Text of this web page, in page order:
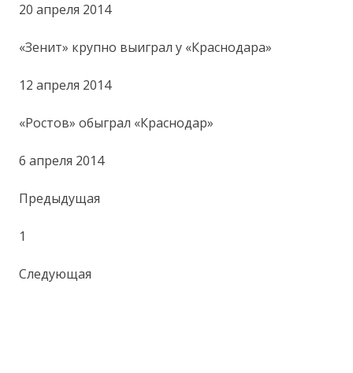
20 апреля 2014
«Зенит» крупно выиграл у «Краснодара»
12 апреля 2014
«Ростов» обыграл «Краснодар»
6 апреля 2014
Предыдущая
1
Следующая